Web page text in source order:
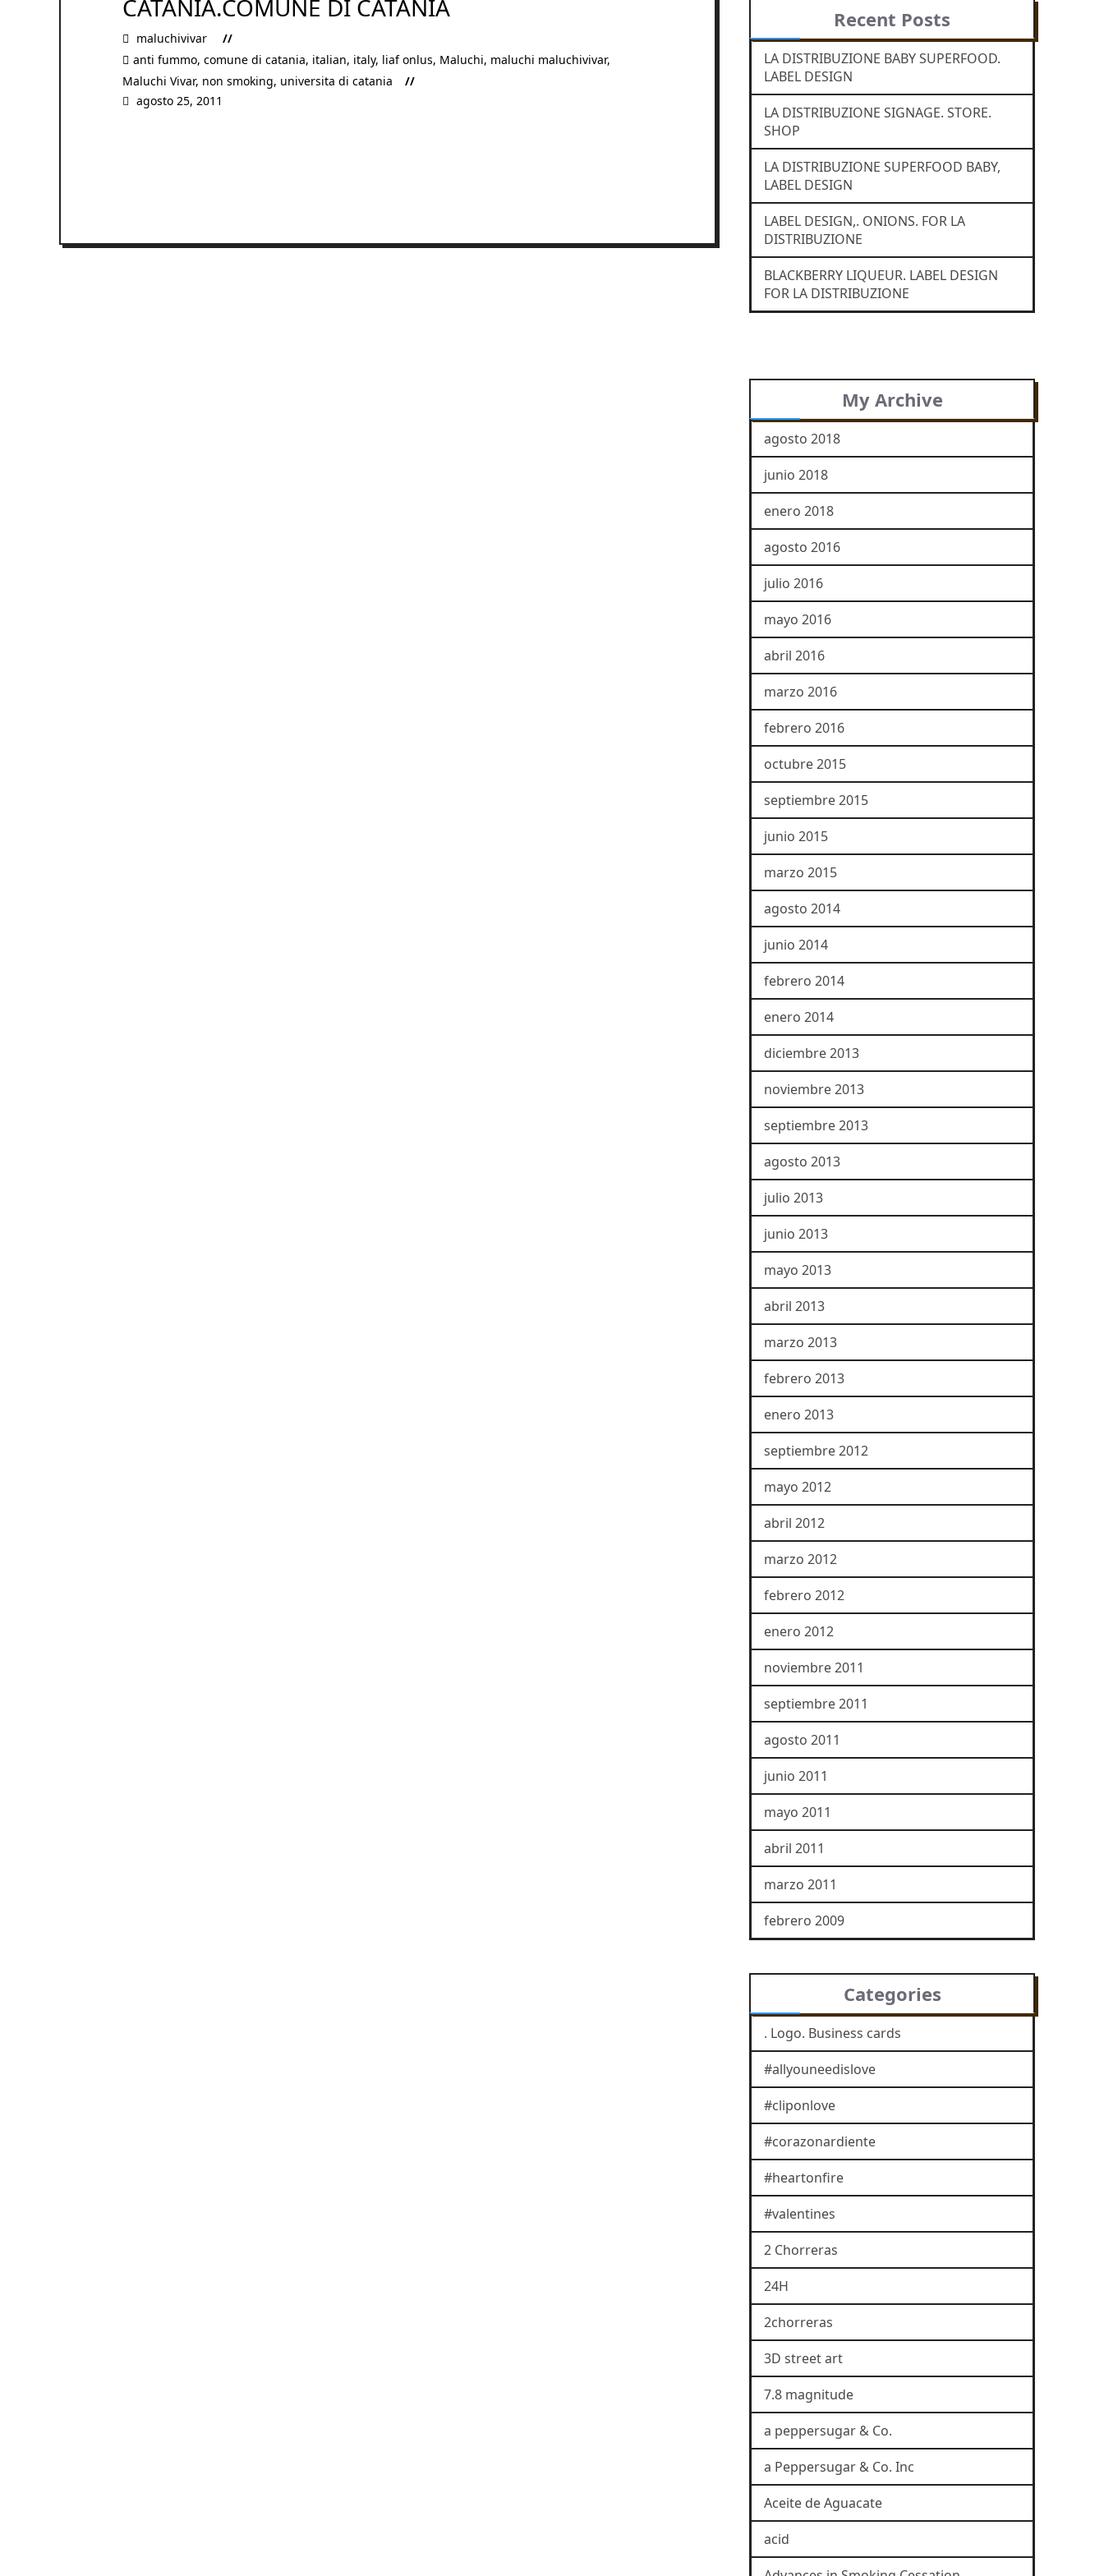
CATANIA.COMUNE DI CATANIA
maluchivivar
anti fummo, comune di catania, italian, italy, liaf onlus, Maluchi, maluchi maluchivivar,
Maluchi Vivar, non smoking, universita di catania
agosto 25, 2011
Recent Posts
LA DISTRIBUZIONE BABY SUPERFOOD.
LABEL DESIGN
LA DISTRIBUZIONE SIGNAGE. STORE.
SHOP
LA DISTRIBUZIONE SUPERFOOD BABY,
LABEL DESIGN
LABEL DESIGN,. ONIONS. FOR LA
DISTRIBUZIONE
BLACKBERRY LIQUEUR. LABEL DESIGN
FOR LA DISTRIBUZIONE
My Archive
agosto 2018
junio 2018
enero 2018
agosto 2016
julio 2016
mayo 2016
abril 2016
marzo 2016
febrero 2016
octubre 2015
septiembre 2015
junio 2015
marzo 2015
agosto 2014
junio 2014
febrero 2014
enero 2014
diciembre 2013
noviembre 2013
septiembre 2013
agosto 2013
julio 2013
junio 2013
mayo 2013
abril 2013
marzo 2013
febrero 2013
enero 2013
septiembre 2012
mayo 2012
abril 2012
marzo 2012
febrero 2012
enero 2012
noviembre 2011
septiembre 2011
agosto 2011
junio 2011
mayo 2011
abril 2011
marzo 2011
febrero 2009
Categories
. Logo. Business cards
#allyouneedislove
#cliponlove
#corazonardiente
#heartonfire
#valentines
2 Chorreras
24H
2chorreras
3D street art
7.8 magnitude
a peppersugar & Co.
a Peppersugar & Co. Inc
Aceite de Aguacate
acid